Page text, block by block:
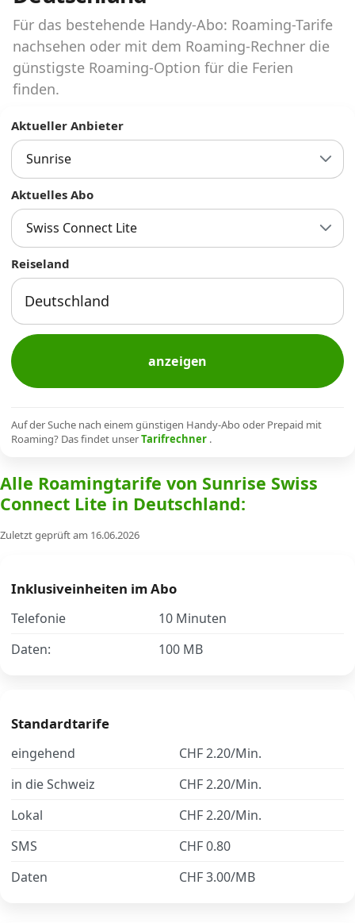
Abos für Tablets, Hotspots und Smart
Watches
Tarifrechner Handy-Abo
Infos
Mobilfunknetz Schweiz
Handy-Abo-Aktionen
Handy-Abo kündigen oder
wechseln
Alle Mobile-Vergleiche
Internet, TV, Telefon
Kombi-Angebote
Aktionen
News
Forum
Datenschutz
Für das bestehende Handy-Abo: Roaming-Tarife
nachsehen oder mit dem Roaming-Rechner die
günstigste Roaming-Option für die Ferien
finden.
Aktueller Anbieter
Sunrise
Aktuelles Abo
Swiss Connect Lite
Reiseland
anzeigen
Auf der Suche nach einem günstigen Handy-Abo oder Prepaid mit
Roaming? Das findet unserTarifrechner .
Alle Roamingtarife von Sunrise Swiss
Connect Lite in Deutschland:
Zuletzt geprüft am 16.06.2026
Inklusiveinheiten im Abo
Telefonie
10 Minuten
Daten:
100 MB
Standardtarife
eingehend
CHF 2.20/Min.
in die Schweiz
CHF 2.20/Min.
Lokal
CHF 2.20/Min.
SMS
CHF 0.80
Daten
CHF 3.00/MB